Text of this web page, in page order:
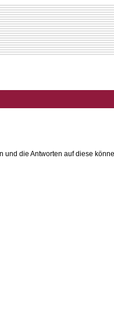
und die Antworten auf diese